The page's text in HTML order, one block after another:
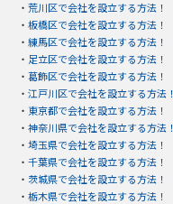
・ 荒川区で会社を設立する方法！
・ 板橋区で会社を設立する方法！
・ 練馬区で会社を設立する方法！
・ 足立区で会社を設立する方法！
・ 葛飾区で会社を設立する方法！
・ 江戸川区で会社を設立する方法！
・ 東京都で会社を設立する方法！
・ 神奈川県で会社を設立する方法！
・ 埼玉県で会社を設立する方法！
・ 千葉県で会社を設立する方法！
・ 茨城県で会社を設立する方法！
・ 栃木県で会社を設立する方法！